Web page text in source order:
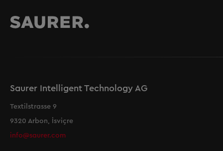
Saurer Intelligent Technology AG
Textilstrasse 9
9320 Arbon, İsviçre
info@saurer.com